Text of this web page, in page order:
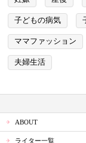
子どもの病気
ママファッション
夫婦生活
ABOUT
ライター一覧